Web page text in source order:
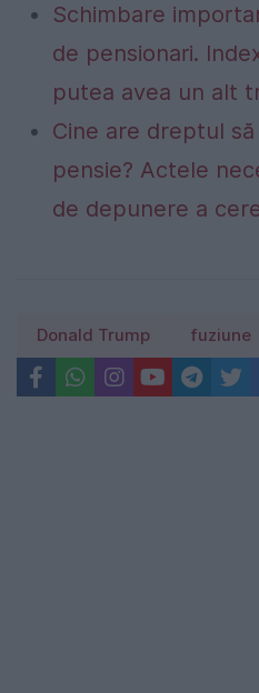
Schimbare
de pensionari.
putea avea un alt
Cine are dreptul
pensie? Actele
de depunere a
Donald Trump fuziune